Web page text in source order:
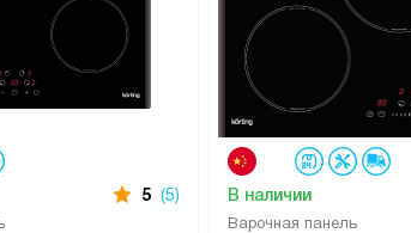
5 (5)
Варочная панель
В наличии